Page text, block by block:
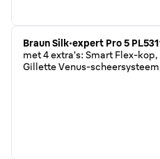
Braun Silk·expert Pro 5
met 4 extra’s: Smart Flex-
Gillette Venus-